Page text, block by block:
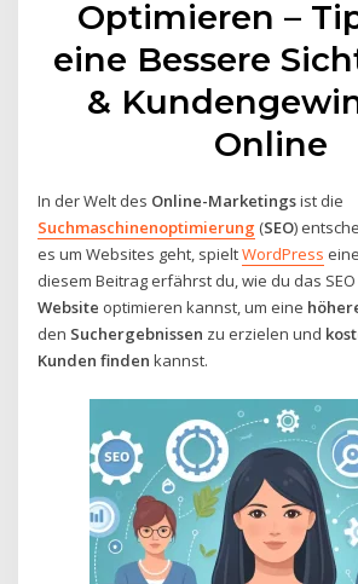
Optimieren –
eine Bessere
&
Online
In der Welt des Online-Marketingsist die
Suchmaschinenoptimierung (SEO)
es um Websites geht, spieltWordPress
diesem Beitrag erfährst du, wie du das
Website optimieren kannst, um eine
den Suchergebnissen zu erzielen und
Kunden finden kannst.